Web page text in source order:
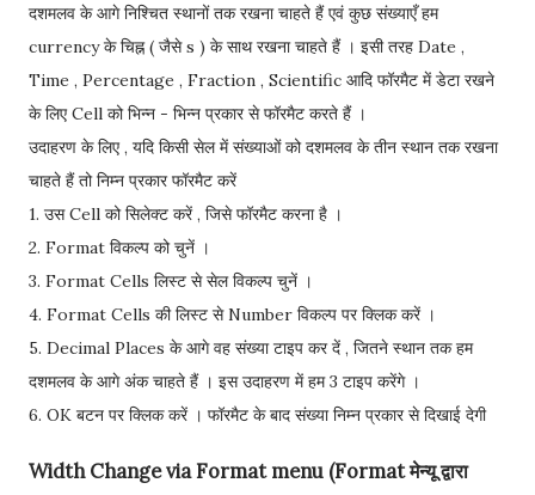
दशमलव के आगे निश्चित स्थानों तक रखना चाहते हैं एवं कुछ संख्याएँ हम
currency के चिह्न ( जैसे s ) के साथ रखना चाहते हैं । इसी तरह Date ,
Time , Percentage , Fraction , Scientific आदि फॉरमैट में डेटा रखने
के लिए Cell को भिन्न - भिन्न प्रकार से फॉरमैट करते हैं ।
उदाहरण के लिए , यदि किसी सेल में संख्याओं को दशमलव के तीन स्थान तक रखना
चाहते हैं तो निम्न प्रकार फॉरमैट करें
1. उस Cell को सिलेक्ट करें , जिसे फॉरमैट करना है ।
2. Format विकल्प को चुनें ।
3. Format Cells लिस्ट से सेल विकल्प चुनें ।
4. Format Cells की लिस्ट से Number विकल्प पर क्लिक करें ।
5. Decimal Places के आगे वह संख्या टाइप कर दें , जितने स्थान तक हम
दशमलव के आगे अंक चाहते हैं । इस उदाहरण में हम 3 टाइप करेंगे ।
6. OK बटन पर क्लिक करें । फॉरमैट के बाद संख्या निम्न प्रकार से दिखाई देगी
Width Change via Format menu (Format मेन्यू द्वारा